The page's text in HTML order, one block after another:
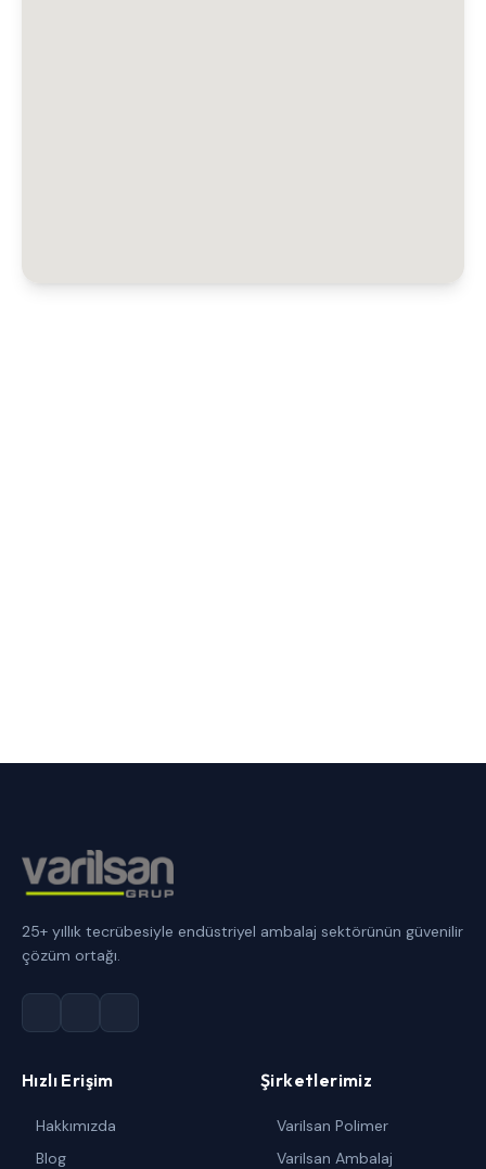
25+ yıllık tecrübesiyle endüstriyel ambalaj sektörünün güvenilir
çözüm ortağı.
Hızlı Erişim
Hakkımızda
Blog
Şirketlerimiz
Varilsan Polimer
Varilsan Ambalaj